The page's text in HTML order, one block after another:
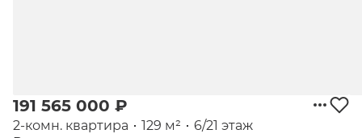
191 565 000 ₽
2-комн. квартира 129 м²
6/21 этаж